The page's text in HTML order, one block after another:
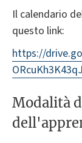
Il calendario
questo link:
https://
Modalità